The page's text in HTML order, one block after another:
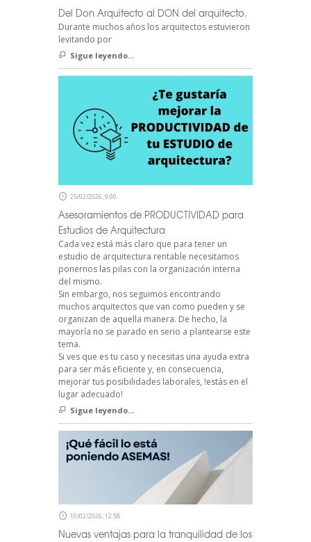
Del Don Arquitecto al DON del arquitecto.
Durante muchos años los arquitectos estuvieron
levitando por
Sigue leyendo...
25/02/2026, 9:00
Asesoramientos de PRODUCTIVIDAD para
Estudios de Arquitectura
Cada vez está más claro que para tener un
estudio de arquitectura rentable necesitamos
ponernos las pilas con la organización interna
del mismo.
Sin embargo, nos seguimos encontrando
muchos arquitectos que van como pueden y se
organizan de aquella manera. De hecho, la
mayoría no se parado en serio a plantearse este
tema.
Si ves que es tu caso y necesitas una ayuda extra
para ser más eficiente y, en consecuencia,
mejorar tus posibilidades laborales, !estás en el
lugar adecuado!
Sigue leyendo...
10/02/2026, 12:58
Nuevas ventajas para la tranquilidad de los